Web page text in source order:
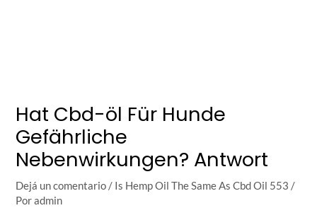
Hat Cbd-öl Für Hunde
Gefährliche
Nebenwirkungen? Antwort
Dejá un comentario / Is Hemp Oil The Same As Cbd Oil 553 /
Poradmin